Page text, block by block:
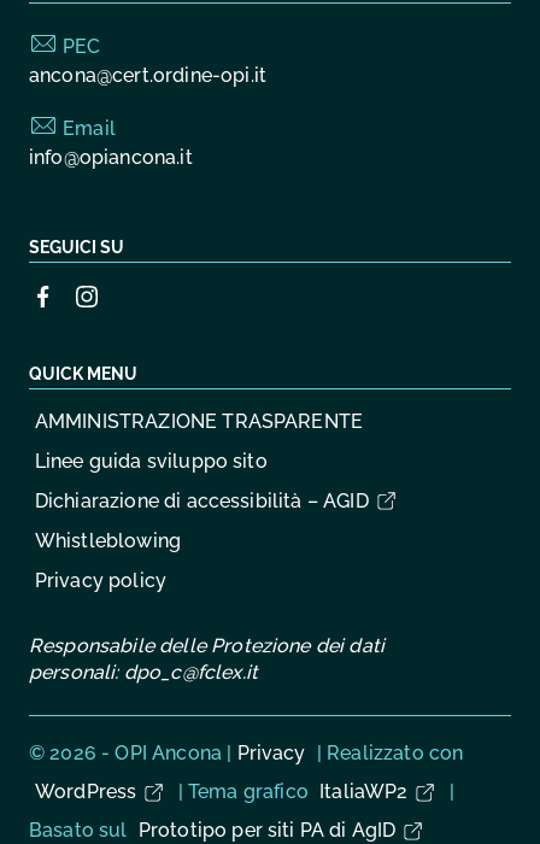
PEC
ancona@cert.ordine-opi.it
Email
info@opiancona.it
SEGUICI SU
QUICK MENU
AMMINISTRAZIONE TRASPARENTE
Linee guida sviluppo sito
Dichiarazione di accessibilità – AGID
Whistleblowing
Privacy policy
Responsabile delle Protezione dei dati
personali: dpo_c@fclex.it
Sezione Link Utili
© 2026 - OPI Ancona | Privacy
| Realizzato con
WordPress
Tema grafico ItaliaWP2
Basato sul
Prototipo per siti PA di AgID